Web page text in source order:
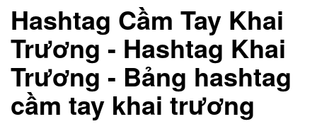
Hashtag Cầm Tay Khai
Trương- Hashtag Khai
Trương - Bảng hashtag
cầm tay khai trương